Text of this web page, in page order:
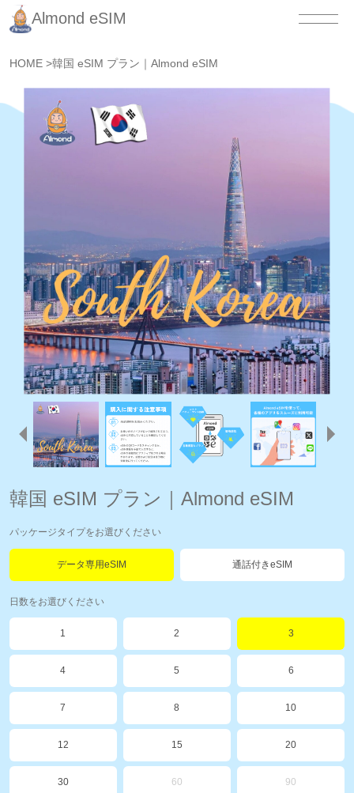
Almond eSIM
HOME >韓国 eSIM プラン｜Almond eSIM
韓国 eSIM プラン｜Almond eSIM
パッケージタイプをお選びください
データ専用eSIM 通話付きeSIM
日数をお選びください
1 2 3
4 5 6
7 8 10
12 15 20
30 60 90